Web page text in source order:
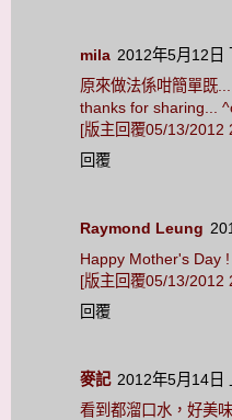
mila 2012年5月12日
原來做法係咁簡單既...
thanks for sharing...
[版主回覆05/13/2012
回覆
Raymond Leung
Happy Mother's Day !
[版主回覆05/13/2012
回覆
麥記 2012年5月14日
看到都溜口水，好美味